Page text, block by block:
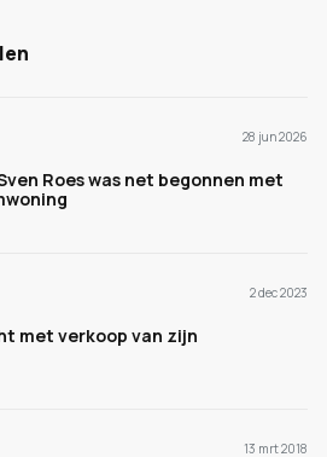
28 jun 2026
Roes was net begonnen met
2 dec 2023
met verkoop van zijn
13 mrt 2018